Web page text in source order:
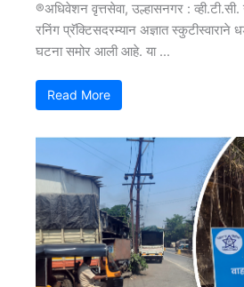
®अधिवेशन वृत्तसेवा, उल्हासनगर :
रनिंग प्रॅक्टिसदरम्यान अज्ञात
घटना समोर आली आहे. या ...
Read More